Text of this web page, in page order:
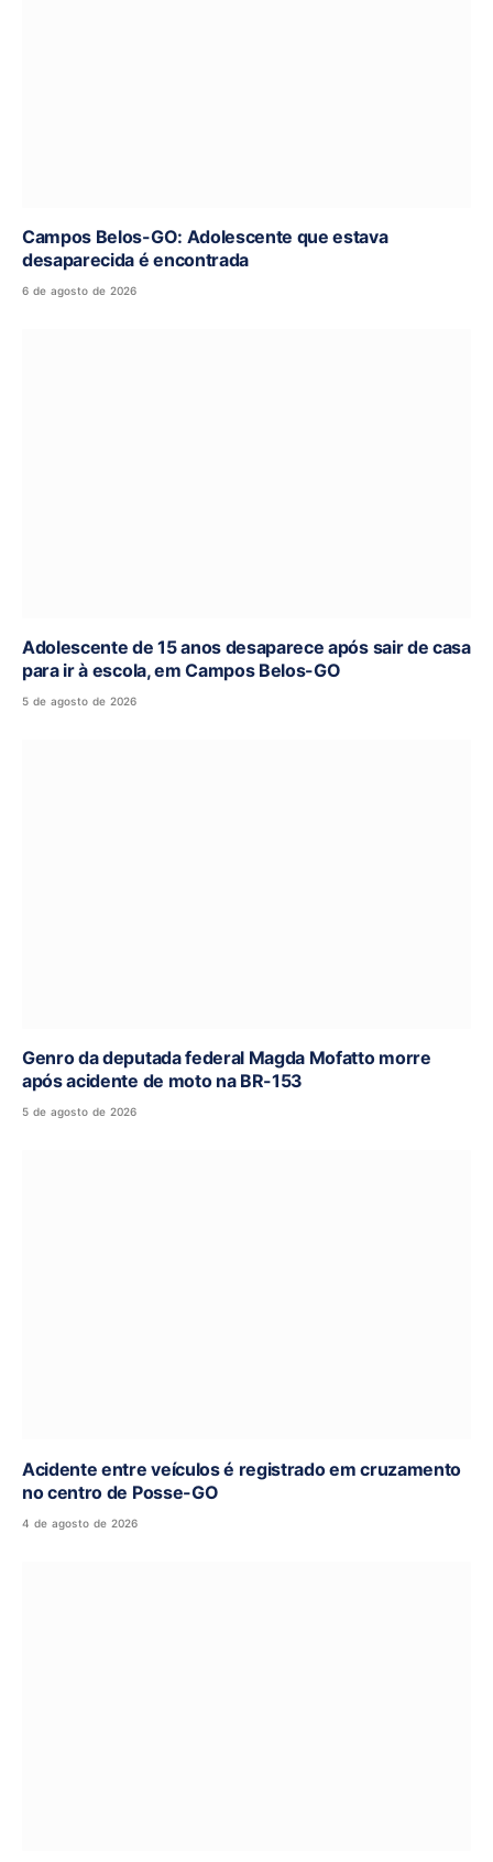
Campos Belos-GO: Adolescente que estava
desaparecida é encontrada
6 de agosto de 2026
Adolescente de 15 anos desaparece após sair de casa
para ir à escola, em Campos Belos-GO
5 de agosto de 2026
Genro da deputada federal Magda Mofatto morre
após acidente de moto na BR-153
5 de agosto de 2026
Acidente entre veículos é registrado em cruzamento
no centro de Posse-GO
4 de agosto de 2026